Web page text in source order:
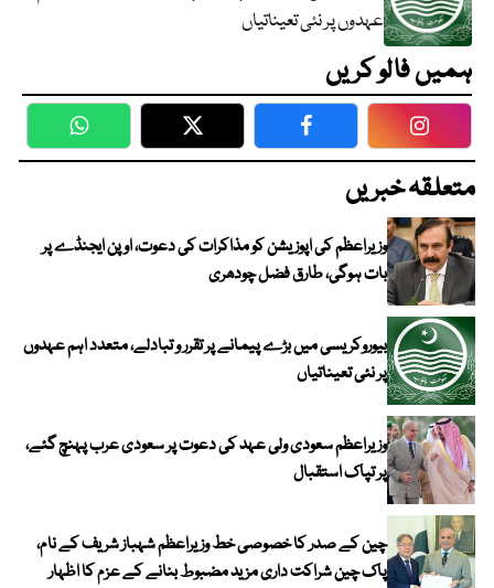
عہدوں پر نئی تعیناتیاں
ہمیں فالو کریں
WhatsApp Twitter Facebook
متعلقہ خبریں
وزیراعظم کی اپوزیشن کو مذاکرات کی دعوت، اوپن ایجنڈے پر
بات ہوگی، طارق فضل چودھری
بیوروکریسی میں بڑے پیمانے پر تقرر و تبادلے، متعدد اہم عہدوں
پر نئی تعیناتیاں
وزیراعظم سعودی ولی عہد کی دعوت پر سعودی عرب پہنچ گئے،
پر تپاک استقبال
چین کے صدر کا خصوصی خط وزیراعظم شہباز شریف کے نام،
پاک چین شراکت داری مزید مضبوط بنانے کے عزم کا اظہار